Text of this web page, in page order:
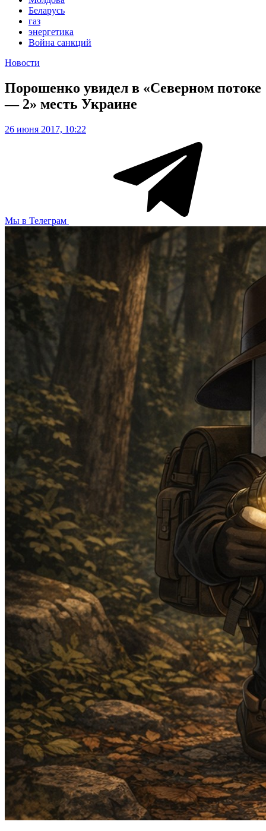
Беларусь
газ
энергетика
Война санкций
Новости
Порошенко увидел в «Северном потоке
— 2» месть Украине
26 июня 2017, 10:22
Мы в Телеграм